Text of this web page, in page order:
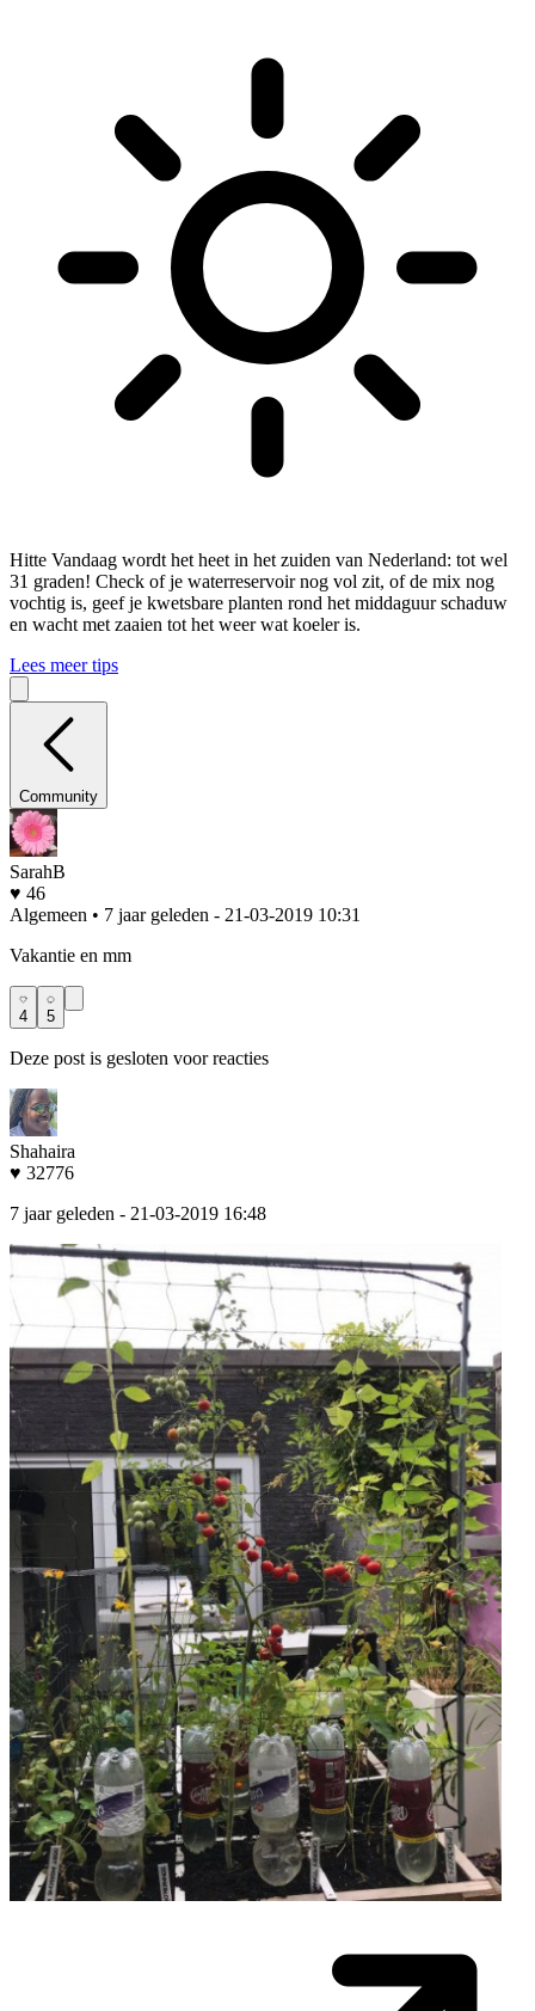
Hitte Vandaag wordt het heet in het zuiden van Nederland: tot wel
31 graden! Check of je waterreservoir nog vol zit, of de mix nog
vochtig is, geef je kwetsbare planten rond het middaguur schaduw
en wacht met zaaien tot het weer wat koeler is.
Lees meer tips
Community
SarahB
♥ 46
Algemeen • 7 jaar geleden - 21-03-2019 10:31
Vakantie en mm
4 5
Deze post is gesloten voor reacties
Shahaira
♥ 32776
7 jaar geleden - 21-03-2019 16:48